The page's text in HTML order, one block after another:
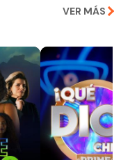
VER MÁS